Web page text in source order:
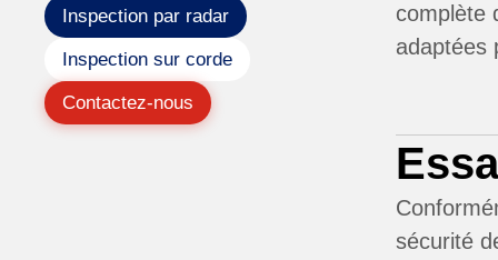
Inspection par radar
Inspection sur corde
Contactez-nous
complète
adaptées
sécurité